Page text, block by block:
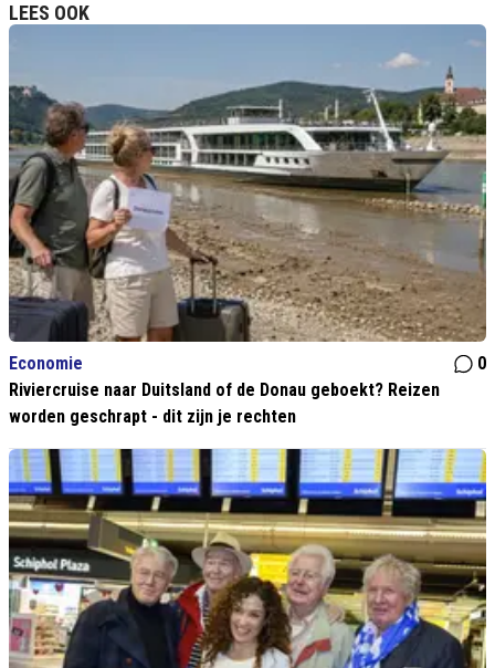
LEES OOK
Economie
0
Riviercruise naar Duitsland of de Donau geboekt? Reizen
worden geschrapt - dit zijn je rechten